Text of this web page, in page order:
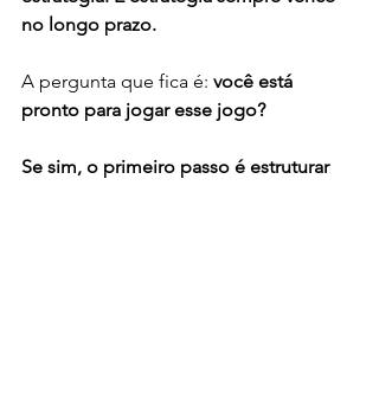
no longo prazo.
A pergunta que fica é: você está
pronto para jogar esse jogo?
Se sim, o primeiro passo é estruturar